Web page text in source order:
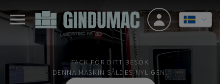
TACK FÖR DITT BESÖK
DENNA MASKIN SÅLDES NYLIGEN.